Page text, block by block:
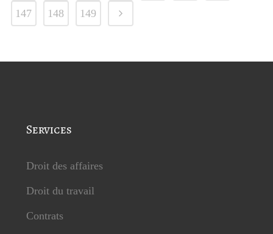
147 148 149
Services
Droit des affaires
Droit du travail
Contrats